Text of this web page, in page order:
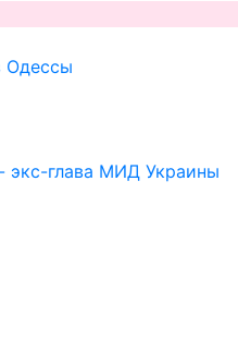
Одессы
экс-глава МИД Украины